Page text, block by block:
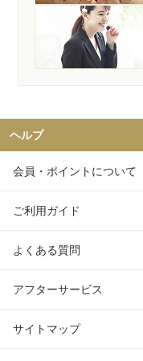
ヘルプ
会員・ポイントについて
ご利用ガイド
よくある質問
アフターサービス
サイトマップ